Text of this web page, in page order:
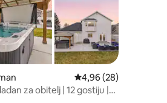
82
Prosječna ocjena:
4,96 (28)
za obitelj | 12 gostiju |